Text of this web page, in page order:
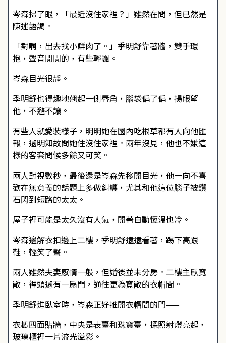
岑森掃了眼，「最近沒住家裡？」雖然在問，但已然是
陳述語調。
「對啊，出去找小鮮肉了。」季明舒靠著牆，雙手環
抱，聲音閒閒的，有些輕飄。
岑森目光很靜。
季明舒也得趣地翹起一側唇角，腦袋偏了偏，揚眼望
他，不避不讓。
有些人就愛裝樣子，明明她在國內吃根草都有人向他匯
報，還明知故問她住沒住家裡。兩年沒見，他也不嫌這
樣的客套問候多餘又可笑。
兩人對視數秒，最後還是岑森先移開目光，他一向不喜
歡在無意義的話題上多做糾纏，尤其和他這位腦子被鑽
石閃到短路的太太。
屋子裡可能是太久沒有人氣，開著自動恆溫也冷。
岑森邊解衣扣邊上二樓，季明舒遠遠看著，踢下高跟
鞋，輕笑了聲。
兩人雖然夫妻感情一般，但婚後並未分房。二樓主臥寬
敞，裡頭還有一扇門，通往更為寬敞的衣帽間。
季明舒進臥室時，岑森正好推開衣帽間的門——
衣櫥四面貼牆，中央是表臺和珠寶臺，探照射燈亮起，
玻璃櫃裡一片流光溢彩。